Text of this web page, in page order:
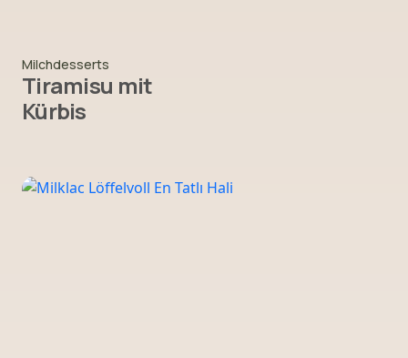
Milchdesserts
Tiramisu mit
Kürbis